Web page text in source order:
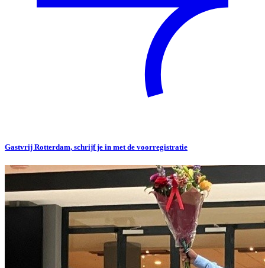
Gastvrij Rotterdam, schrijf je in met de voorregistratie